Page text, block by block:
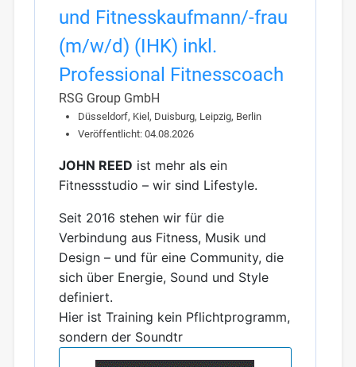
und Fitnesskaufmann/-frau
(m/w/d) (IHK) inkl.
Professional Fitnesscoach
RSG Group GmbH
Düsseldorf, Kiel, Duisburg, Leipzig, Berlin
Veröffentlicht: 04.08.2026
JOHN REED ist mehr als ein
Fitnessstudio – wir sind Lifestyle.
Seit 2016 stehen wir für die
Verbindung aus Fitness, Musik und
Design – und für eine Community, die
sich über Energie, Sound und Style
definiert.
Hier ist Training kein Pflichtprogramm,
sondern der Soundtr